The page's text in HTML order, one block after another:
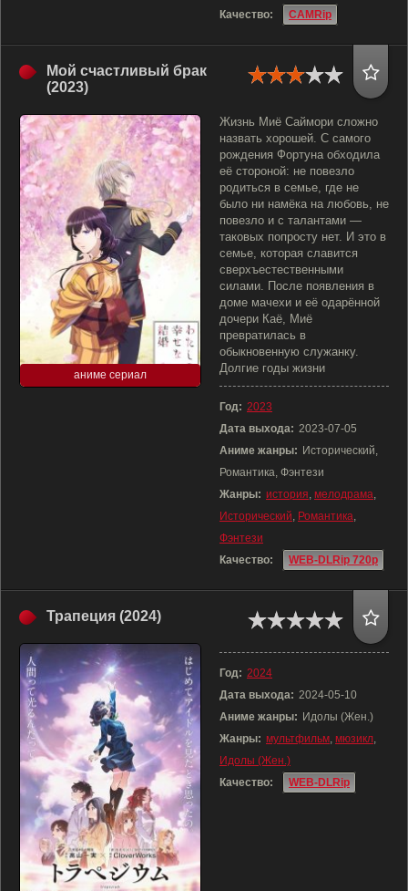
Качество:
CAMRip
Мой счастливый брак
(2023)
аниме сериал
Жизнь Миё Саймори сложно
назвать хорошей. С самого
рождения Фортуна обходила
её стороной: не повезло
родиться в семье, где не
было ни намёка на любовь, не
повезло и с талантами —
таковых попросту нет. И это в
семье, которая славится
сверхъестественными
силами. После появления в
доме мачехи и её одарённой
дочери Каё, Миё
превратилась в
обыкновенную служанку.
Долгие годы жизни
Год: 2023
Дата выхода: 2023-07-05
Аниме жанры: Исторический,
Романтика, Фэнтези
Жанры: история, мелодрама,
Исторический, Романтика,
Фэнтези
Качество:
WEB-DLRip 720p
Трапеция (2024)
Год: 2024
Дата выхода: 2024-05-10
Аниме жанры: Идолы (Жен.)
Жанры: мультфильм, мюзикл,
Идолы (Жен.)
Качество:
WEB-DLRip